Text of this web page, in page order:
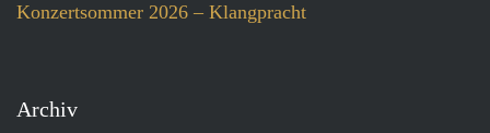
Konzertsommer 2026 – Klangpracht
Archiv